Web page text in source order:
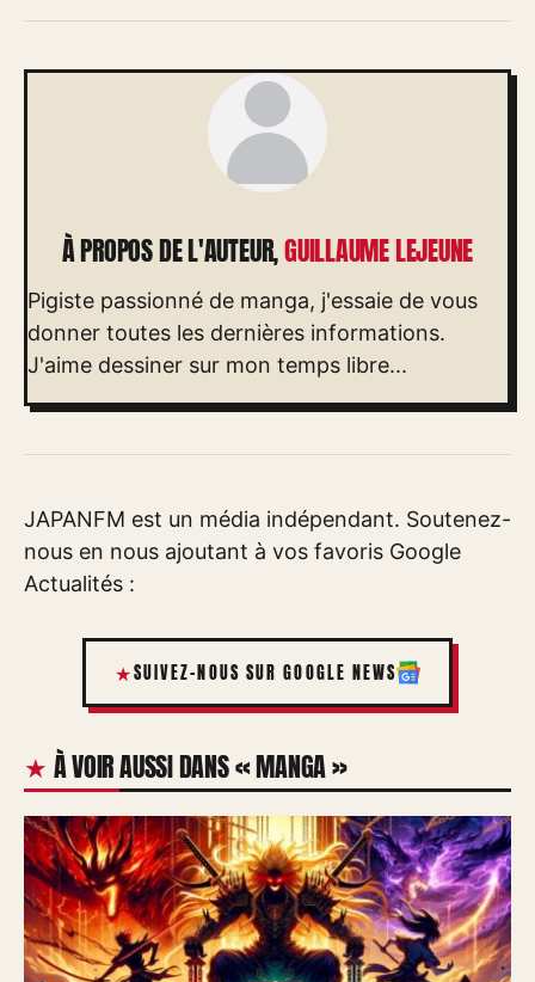
À PROPOS DE L'AUTEUR,GUILLAUME LEJEUNE
Pigiste passionné de manga, j'essaie de vous
donner toutes les dernières informations.
J'aime dessiner sur mon temps libre...
JAPANFM est un média indépendant. Soutenez-
nous en nous ajoutant à vos favoris Google
Actualités :
SUIVEZ-NOUS SUR GOOGLE NEWS
À VOIR AUSSI DANS « MANGA »